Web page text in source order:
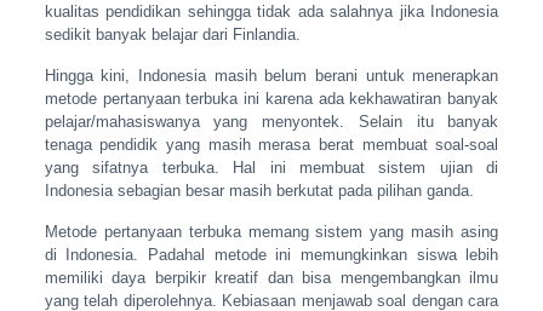
kualitas pendidikan sehingga tidak ada salahnya jika Indonesia
sedikit banyak belajar dari Finlandia.
Hingga kini, Indonesia masih belum berani untuk menerapkan
metode pertanyaan terbuka ini karena ada kekhawatiran banyak
pelajar/mahasiswanya yang menyontek. Selain itu banyak
tenaga pendidik yang masih merasa berat membuat soal-soal
yang sifatnya terbuka. Hal ini membuat sistem ujian di
Indonesia sebagian besar masih berkutat pada pilihan ganda.
Metode pertanyaan terbuka memang sistem yang masih asing
di Indonesia. Padahal metode ini memungkinkan siswa lebih
memiliki daya berpikir kreatif dan bisa mengembangkan ilmu
yang telah diperolehnya. Kebiasaan menjawab soal dengan cara